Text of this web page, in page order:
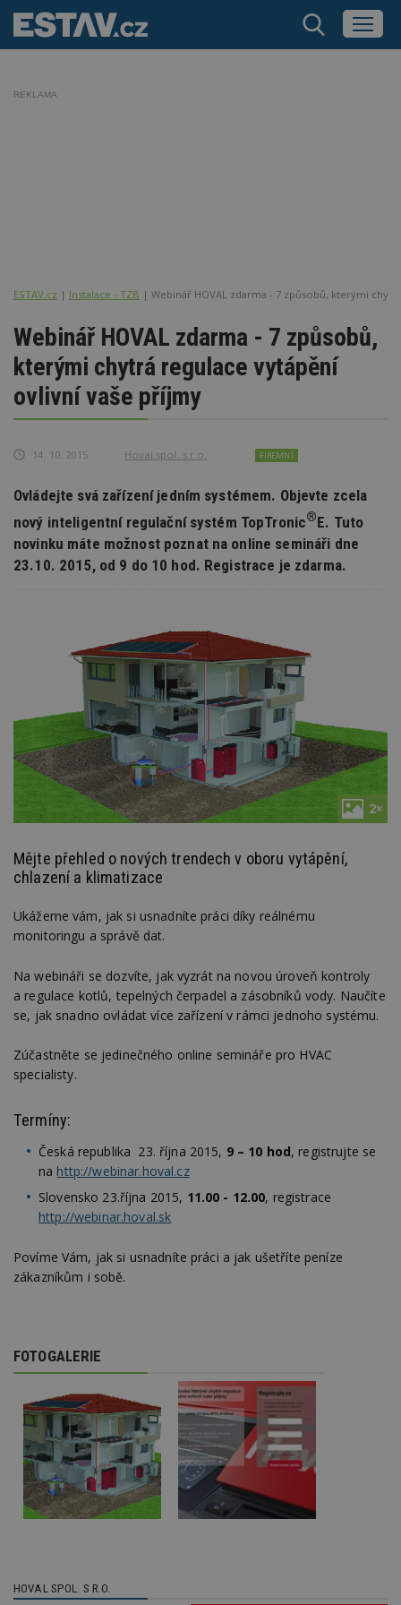
REKLAMA
ESTAV.cz Instalace - TZB Webinář HOVAL zdarma - 7 způsobů, kterými
Webinář HOVAL zdarma - 7 způsobů,
kterými chytrá regulace vytápění
ovlivní vaše příjmy
14. 10. 2015 Hoval spol. s r.o. FIREMNÍ
Ovládejte svá zařízení jedním systémem. Objevte zcela
nový inteligentní regulační systém TopTronic®E. Tuto
novinku máte možnost poznat na online semináři dne
23.10. 2015, od 9 do 10 hod. Registrace je zdarma.
2×
Mějte přehled o nových trendech v oboru vytápění,
chlazení a klimatizace
Ukážeme vám, jak si usnadníte práci díky reálnému
monitoringu a správě dat.
Na webináři se dozvíte, jak vyzrát na novou úroveň kontroly
a regulace kotlů, tepelných čerpadel a zásobníků vody. Naučíte
se, jak snadno ovládat více zařízení v rámci jednoho systému.
Zúčastněte se jedinečného online semináře pro HVAC
specialisty.
Termíny:
Česká republika 23. října 2015, 9 – 10 hod, registrujte se
na http://webinar.hoval.cz
Slovensko 23.října 2015, 11.00 - 12.00, registrace
http://webinar.hoval.sk
Povíme Vám, jak si usnadníte práci a jak ušetříte peníze
zákazníkům i sobě.
FOTOGALERIE
HOVAL SPOL. S R.O.